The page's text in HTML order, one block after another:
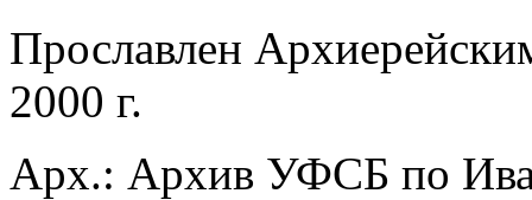
Прославлен
2000 г.
Арх.: Архив УФСБ по